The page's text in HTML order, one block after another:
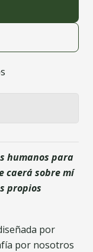
humanos para
caerá sobre mí
propios
por
por nosotros